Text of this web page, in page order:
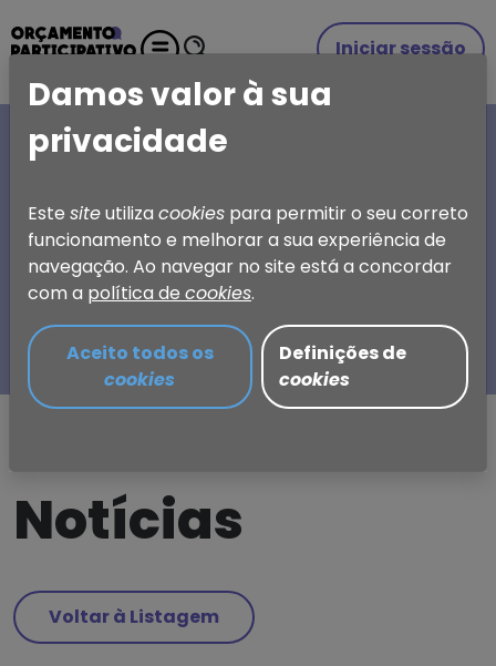
Iniciar sessão
ESCOLHA
Orçamento Participativo
de Torres Vedras
Notícias
Voltar à Listagem
Damos valor à sua
privacidade
Este siteutiliza cookies para permitir o seu correto
funcionamento e melhorar a sua experiência de
navegação. Ao navegar no site está a concordar
com a política de cookies.
Aceito todos os
cookies
Definições de
cookies